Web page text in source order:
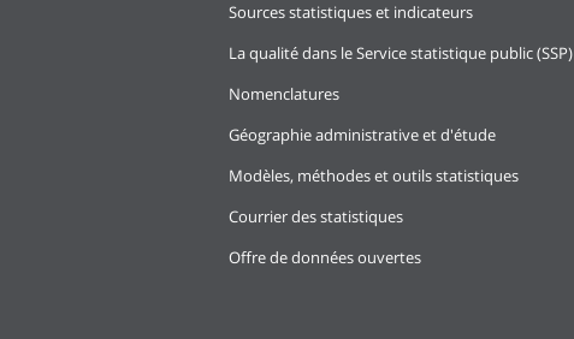
Sources statistiques et indicateurs
La qualité dans le Service statistique public (SSP)
Nomenclatures
Géographie administrative et d'étude
Modèles, méthodes et outils statistiques
Courrier des statistiques
Offre de données ouvertes